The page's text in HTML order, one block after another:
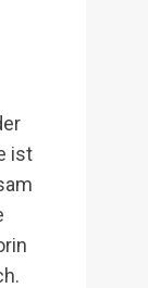
ist